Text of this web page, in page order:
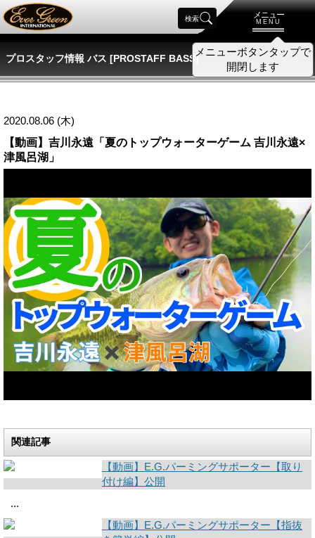
メニュー
MENU
検索
プロスタッフ情報 バス [PROSTAFF BASS]
2020.08.06 (木)
【動画】吉川永遠「夏のトップウォーターゲーム 吉川永遠×
津風呂湖」
関連記事
【動画】E.G.パーミングサポーター【取り
付け編】公開
...
【動画】E.G.パーミングサポーター【指抜